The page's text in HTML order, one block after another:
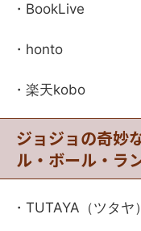
・BookLive
・honto
・楽天kobo
ジョジョの奇妙
ル・ボール・ラ
・TUTAYA（ツタヤ）